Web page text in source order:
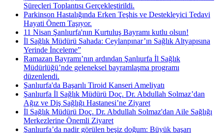
Süreçleri Toplantısı Gerçekleştirildi.
Parkinson Hastalığında Erken Teşhis ve Destekleyici Tedavi
Hayati Önem Taşıyor.
11 Nisan Şanlıurfa'nın Kurtuluş Bayramı kutlu olsun!
İl Sağlık Müdürü Sahada: Ceylanpınar’ın Sağlık Altyapısına
Yerinde İnceleme”
Ramazan Bayramı’nın ardından Şanlıurfa İl Sağlık
Müdürlüğü’nde geleneksel bayramlaşma programı
düzenlendi.
Şanlıurfa'da Başarılı Tiroid Kanseri Ameliyatı
Şanlıurfa İl Sağlık Müdürü Doç. Dr. Abdullah Solmaz’dan
Ağız ve Diş Sağlığı Hastanesi’ne Ziyaret
İl Sağlık Müdürü Doç. Dr. Abdullah Solmaz'dan Aile Sağlığı
Merkezlerine Önemli Ziyaret
Şanlıurfa’da nadir görülen beşiz doğum: Büyük başarı